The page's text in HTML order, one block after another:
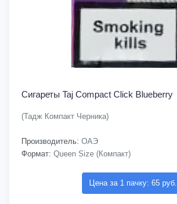
Сигареты Taj Compact Click Blueberry
(Тадж Компакт Черника)
Производитель: ОАЭ
Формат: Queen Size (Компакт)
Цена за 1 пачку: 65 руб.